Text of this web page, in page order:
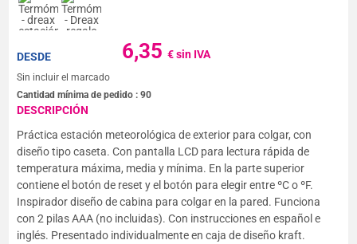
6,35€ sin IVA
DESDE
Sin incluir el marcado
Cantidad mínima de pedido :90
DESCRIPCIÓN
Práctica estación meteorológica de exterior para colgar, con
diseño tipo caseta. Con pantalla LCD para lectura rápida de
temperatura máxima, media y mínima. En la parte superior
contiene el botón de reset y el botón para elegir entre ºC o ºF.
Inspirador diseño de cabina para colgar en la pared. Funciona
con 2 pilas AAA (no incluidas). Con instrucciones en español e
inglés. Presentado individualmente en caja de diseño kraft.